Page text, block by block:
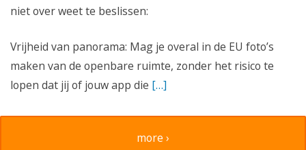
niet over weet te beslissen:
Vrijheid van panorama: Mag je overal in de EU foto’s
maken van de openbare ruimte, zonder het risico te
lopen dat jij of jouw app die […]
more ›